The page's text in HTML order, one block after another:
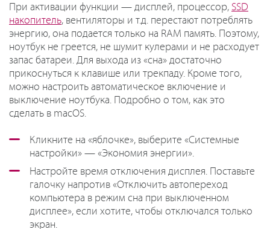
При активации функции — дисплей, процессор, SSD
накопитель, вентиляторы и т.д. перестают потреблять
энергию, она подается только на RAM память. Поэтому,
ноутбук не греется, не шумит кулерами и не расходует
запас батареи. Для выхода из «сна» достаточно
прикоснуться к клавише или трекпаду. Кроме того,
можно настроить автоматическое включение и
выключение ноутбука. Подробно о том, как это
сделать в macOS.
Кликните на «яблочке», выберите «Системные
настройки» — «Экономия энергии».
Настройте время отключения дисплея. Поставьте
галочку напротив «Отключить автопереход
компьютера в режим сна при выключенном
дисплее», если хотите, чтобы отключался только
экран.